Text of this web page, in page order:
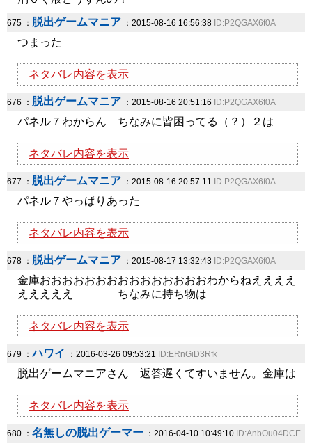
675 ： 脱出ゲームマニア ：2015-08-16 16:56:38 ID:P2QGAX6f0A
つまった
ネタバレ内容を表示
676 ： 脱出ゲームマニア ：2015-08-16 20:51:16 ID:P2QGAX6f0A
パネル７わからん ちなみに皆困ってる（？）２は
ネタバレ内容を表示
677 ： 脱出ゲームマニア ：2015-08-16 20:57:11 ID:P2QGAX6f0A
パネル７やっぱりあった
ネタバレ内容を表示
678 ： 脱出ゲームマニア ：2015-08-17 13:32:43 ID:P2QGAX6f0A
金庫おおおおおおおおおおおおおおおわからねええええ
えええええ ちなみに持ち物は
ネタバレ内容を表示
679 ：ハワイ ：2016-03-26 09:53:21 ID:ERnGiD3Rfk
脱出ゲームマニアさん 返答遅くてすいません。金庫は
ネタバレ内容を表示
680 ： 名無しの脱出ゲーマー ：2016-04-10 10:49:10 ID:AnbOu04DCE